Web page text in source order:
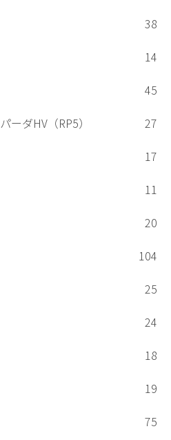
38
14
45
ーダHV（RP5）
27
17
11
20
104
25
24
18
19
75